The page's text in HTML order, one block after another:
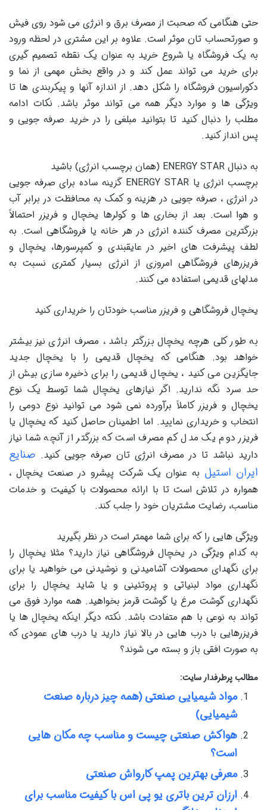
حتی هنگامی که صحبت از مصرف برق و انرژی می شود روی فیش
و صورتحساب تان موثر است. علاوه بر این مشتری در لحظه ورود
به یک فروشگاه یا شروع خرید به عنوان یک نقطه تصمیم گیری
برای خرید می تواند عمل کند و در واقع بخش مهمی از نما و
دکوراسیون فروشگاه را شکل دهد. از اندازه آنها و پیکربندی ها تا
ویژگی ها و موارد دیگر همه می تواند موثر باشد. نکات ادامه
مطلب را دنبال کنید تا بتوانید مبلغی را در خرید صرفه جویی و
پس انداز کنید.
به دنبال ENERGY STAR (همان برچسب انرژی) باشید
برچسب انرژی یا ENERGY STAR گزینه ساده برای صرفه جویی
در انرژی ، صرفه جویی در هزینه و کمک به محافظت در برابر آب
و هوا است. بعد از بخاری ها و کولرها یخچال و فریزر احتمالاً
بزرگترین مصرف کننده انرژی در هر خانه یا فروشگاهی است. به
لطف پیشرفت های اخیر در عایقبندی و کمپرسورها، یخچال و
فریزرهای فروشگاهی امروزی از انرژی بسیار کمتری نسبت به
مدلهای قدیمی استفاده می کنند.
یخچال فروشگاهی و فریزر مناسب خودتان را خریداری کنید
به طور کلی هرچه یخچال بزرگتر باشد ، مصرف انرژی نیز بیشتر
خواهد بود. هنگامی که یخچال قدیمی را با یخچال جدید
جایگزین می کنید ، یخچال قدیمی را برای ذخیره سازی بیش از
حد سرد نگه ندارید. اگر نیازهای یخچال شما توسط یک نوع
یخچال و فریزر کاملاً برآورده نمی شود می توانید نوع دومی را
انتخاب و خریداری نمایید. اما اطمینان حاصل کنید که یخچال یا
فریزر دوم یک مدل کم مصرف است که بزرگتر از آنچه شما نیاز
دارید نباشد تا در مصرف انرژی تان صرفه جویی کنید. صنایع
ایران استیل به عنوان یک شرکت پیشرو در صنعت یخچال ،
همواره در تلاش است تا با ارائه محصولات با کیفیت و خدمات
مناسب، رضایت مشتریان خود را جلب کند.
ویژگی هایی را که برای شما مهمتر است در نظر بگیرید
به کدام ویژگی در یخچال فروشگاهی نیاز دارید؟ مثلا یخچال را
برای نگهدای محصولات آشامیدنی و نوشیدنی می خواهید یا برای
نگهداری مواد لبنیاتی و پروتئینی و یا شاید یخچال را برای
نگهداری گوشت مرغ یا گوشت قرمز بخواهید. همه موارد فوق می
تواند به نوعی با هم متفادت باشد. نکته دیگر اینکه یخچال ها یا
فریزرهایی با درب هایی در بالا نیاز دارید یا درب های عمودی که
به صورت افقی باز و بسته می شوند؟
مطالب پرطرفدار سایت:
مواد شیمیایی صنعتی (همه چیز درباره صنعت
شیمیایی)
هواکش صنعتی چیست و مناسب چه مکان هایی
است؟
معرفی بهترین پمپ کارواش صنعتی
ارزان ترین باتری یو پی اس با کیفیت مناسب برای